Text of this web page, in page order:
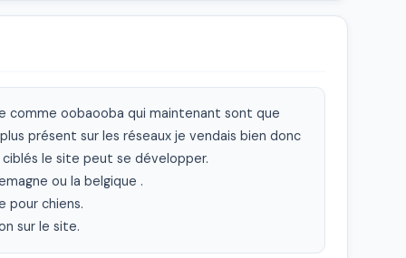
comme oobaooba qui maintenant sont que
présent sur les réseaux je vendais bien donc
le site peut se développer.
ou la belgique .
pour chiens.
sur le site.